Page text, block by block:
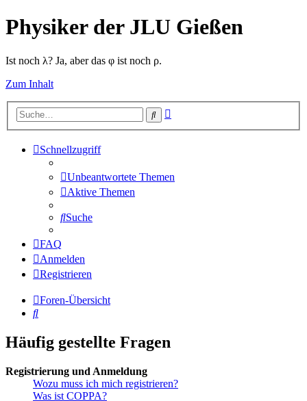
Physiker der JLU Gießen
Ist noch λ? Ja, aber das φ ist noch ρ.
Zum Inhalt
Suche
Schnellzugriff
Unbeantwortete Themen
Aktive Themen
Suche
FAQ
Anmelden
Registrieren
Foren-Übersicht
Suche
Häufig gestellte Fragen
Registrierung und Anmeldung
Wozu muss ich mich registrieren?
Was ist COPPA?